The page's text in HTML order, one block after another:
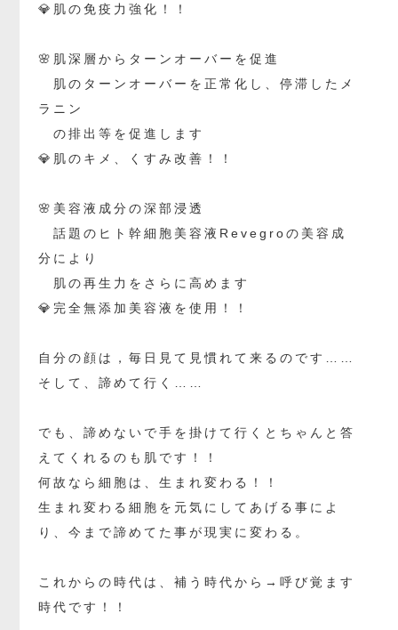
💎肌の免疫力強化！！
🌸肌深層からターンオーバーを促進
肌のターンオーバーを正常化し、停滞したメ
ラニン
の排出等を促進します
💎肌のキメ、くすみ改善！！
🌸美容液成分の深部浸透
話題のヒト幹細胞美容液Revegroの美容成
分により
肌の再生力をさらに高めます
💎完全無添加美容液を使用！！
自分の顔は，毎日見て見慣れて来るのです……
そして、諦めて行く……
でも、諦めないで手を掛けて行くとちゃんと答
えてくれるのも肌です！！
何故なら細胞は、生まれ変わる！！
生まれ変わる細胞を元気にしてあげる事によ
り、今まで諦めてた事が現実に変わる。
これからの時代は、補う時代から→呼び覚ます
時代です！！